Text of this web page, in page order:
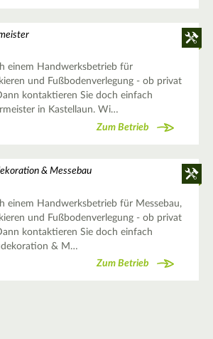
einem Handwerksbetrieb für
und Fußbodenverlegung - ob privat
kontaktieren Sie doch einfach
in Kastellaun. Wi…
Zum Betrieb
& Messebau
einem Handwerksbetrieb für Messebau,
und Fußbodenverlegung - ob privat
kontaktieren Sie doch einfach
& M…
Zum Betrieb